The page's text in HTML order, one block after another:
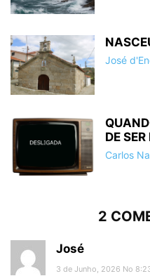
José
DE
Carlos
2
José
3 de Junho, 2026 No